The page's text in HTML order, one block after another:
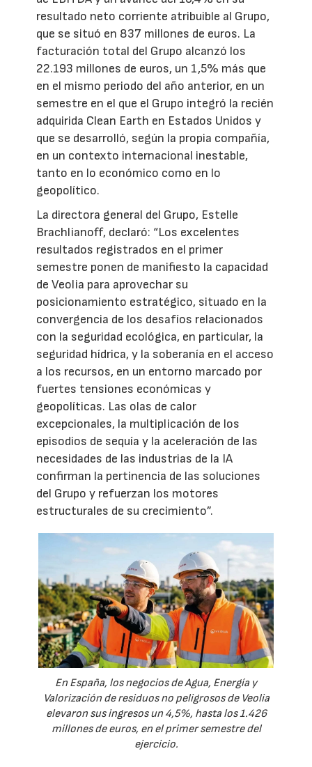
resultado neto corriente atribuible al Grupo,
que se situó en 837 millones de euros. La
facturación total del Grupo alcanzó los
22.193 millones de euros, un 1,5% más que
en el mismo periodo del año anterior, en un
semestre en el que el Grupo integró la recién
adquirida Clean Earth en Estados Unidos y
que se desarrolló, según la propia compañía,
en un contexto internacional inestable,
tanto en lo económico como en lo
geopolítico.
La directora general del Grupo, Estelle
Brachlianoff, declaró: “Los excelentes
resultados registrados en el primer
semestre ponen de manifiesto la capacidad
de Veolia para aprovechar su
posicionamiento estratégico, situado en la
convergencia de los desafíos relacionados
con la seguridad ecológica, en particular, la
seguridad hídrica, y la soberanía en el acceso
a los recursos, en un entorno marcado por
fuertes tensiones económicas y
geopolíticas. Las olas de calor
excepcionales, la multiplicación de los
episodios de sequía y la aceleración de las
necesidades de las industrias de la IA
confirman la pertinencia de las soluciones
del Grupo y refuerzan los motores
estructurales de su crecimiento”.
En España, los negocios de Agua, Energía y
Valorización de residuos no peligrosos de Veolia
elevaron sus ingresos un 4,5%, hasta los 1.426
millones de euros, en el primer semestre del
ejercicio.